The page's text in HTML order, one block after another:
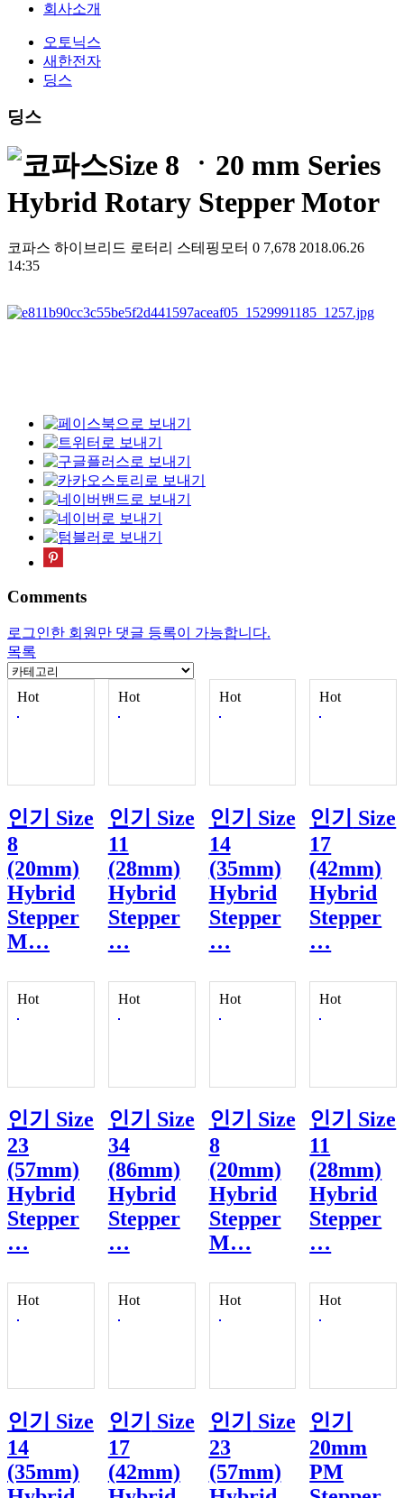
회사소개
오토닉스
새한전자
딩스
딩스
Size 8 ㆍ20 mm Series
Hybrid Rotary Stepper Motor
코파스 하이브리드 로터리 스테핑모터 0 7,678 2018.06.26
14:35
Comments
로그인한 회원만 댓글 등록이 가능합니다.
목록
Hot
인기
Size
8
(20mm)
Hybrid
Stepper
M…
Hot
인기
Size
11
(28mm)
Hybrid
Stepper
…
Hot
인기
Size
14
(35mm)
Hybrid
Stepper
…
Hot
인기
Size
17
(42mm)
Hybrid
Stepper
…
Hot
인기
Size
23
(57mm)
Hybrid
Stepper
…
Hot
인기
Size
34
(86mm)
Hybrid
Stepper
…
Hot
인기
Size
8
(20mm)
Hybrid
Stepper
M…
Hot
인기
Size
11
(28mm)
Hybrid
Stepper
…
Hot
인기
Size
14
(35mm)
Hot
인기
Size
17
(42mm)
Hot
인기
Size
23
(57mm)
Hot
인기
20mm
PM